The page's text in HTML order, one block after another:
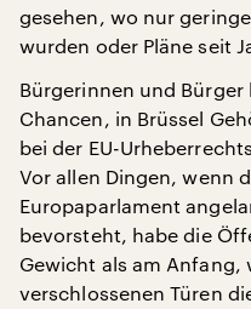
gesehen, wo nur
wurden oder Pläne seit
Bürgerinnen und
Chancen, in Brüssel
bei der EU-
Vor allen Dingen, wenn
Europaparlament
bevorsteht, habe die
Gewicht als am Anfang,
verschlossenen Türen